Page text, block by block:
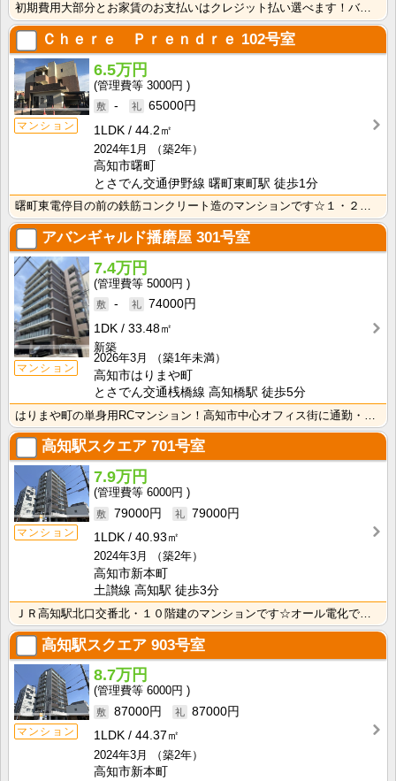
初期費用大部分とお家賃のお支払いはクレジット払い選べます！バス・トイレ別なので、ゆったり湯船に浸かれ･･･
Ｃｈｅｒｅ Ｐｒｅｎｄｒｅ 102号室
マンション
6.5万円
3000円
-
65000円
1LDK
44.2㎡
2024年1月
（築2年）
高知市曙町
とさでん交通伊野線 曙町東町駅 徒歩1分
曙町東電停目の前の鉄筋コンクリート造のマンションです☆１・２・３号室と間取がそれぞれ違っていますが、･･･
アバンギャルド播磨屋 301号室
マンション
7.4万円
5000円
-
74000円
1DK
33.48㎡
新築
2026年3月
（築1年未満）
高知市はりまや町
とさでん交通桟橋線 高知橋駅 徒歩5分
高知駅スクエア 701号室
マンション
7.9万円
6000円
79000円
79000円
1LDK
40.93㎡
2024年3月
（築2年）
高知市新本町
土讃線 高知駅 徒歩3分
高知駅スクエア 903号室
マンション
8.7万円
6000円
87000円
87000円
1LDK
44.37㎡
2024年3月
（築2年）
高知市新本町